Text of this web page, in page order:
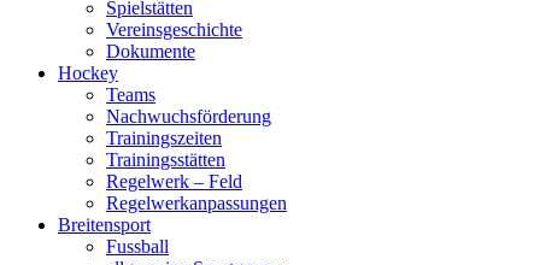
Spielstätten
Vereinsgeschichte
Dokumente
Hockey
Teams
Nachwuchsförderung
Trainingszeiten
Trainingsstätten
Regelwerk – Feld
Regelwerkanpassungen
Breitensport
Fussball